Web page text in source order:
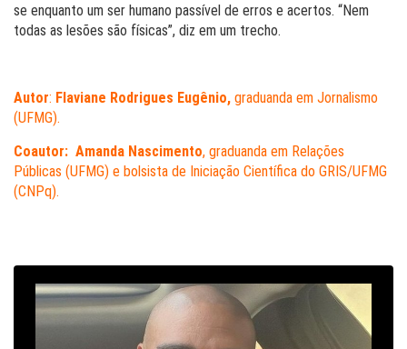
se enquanto um ser humano passível de erros e acertos. “Nem
todas as lesões são físicas”, diz em um trecho.
Autor: Flaviane Rodrigues Eugênio, graduanda em Jornalismo
(UFMG).
Coautor: Amanda Nascimento, graduanda em Relações
Públicas (UFMG) e bolsista de Iniciação Científica do GRIS/UFMG
(CNPq).